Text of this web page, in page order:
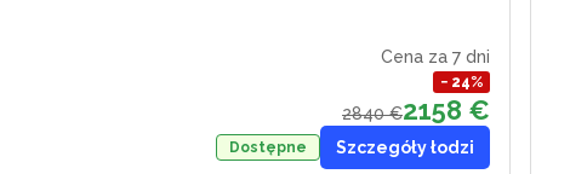
Cena za 7 dni
− 24%
2840 €2158 €
Dostępne Szczegóły łodzi